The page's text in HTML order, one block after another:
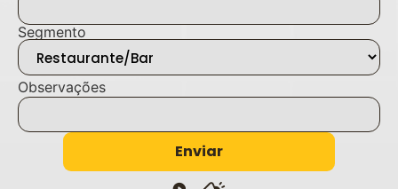
Segmento
Observações
Enviar